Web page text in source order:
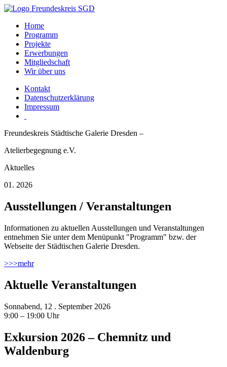
Home
Programm
Projekte
Erwerbungen
Mitgliedschaft
Wir über uns
Kontakt
Datenschutzerklärung
Impressum
Freundeskreis Städtische Galerie Dresden –
Atelierbegegnung e.V.
Aktuelles
01. 2026
Ausstellungen / Veranstaltungen
Informationen zu aktuellen Ausstellungen und Veranstaltungen
entnehmen Sie unter dem Menüpunkt "Programm" bzw. der
Webseite der Städtischen Galerie Dresden.
>>>mehr
Aktuelle Veranstaltungen
Sonnabend, 12 . September 2026
9:00 – 19:00 Uhr
Exkursion 2026 – Chemnitz und
Waldenburg